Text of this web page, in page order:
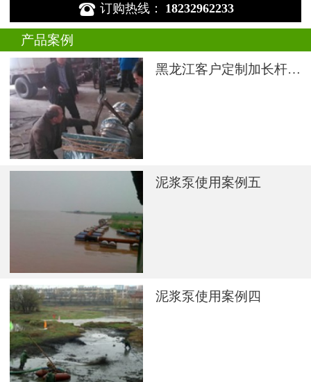
 订购热线： 18232962233
产品案例
黑龙江客户定制加长杆液下渣浆泵
泥浆泵使用案例五
泥浆泵使用案例四